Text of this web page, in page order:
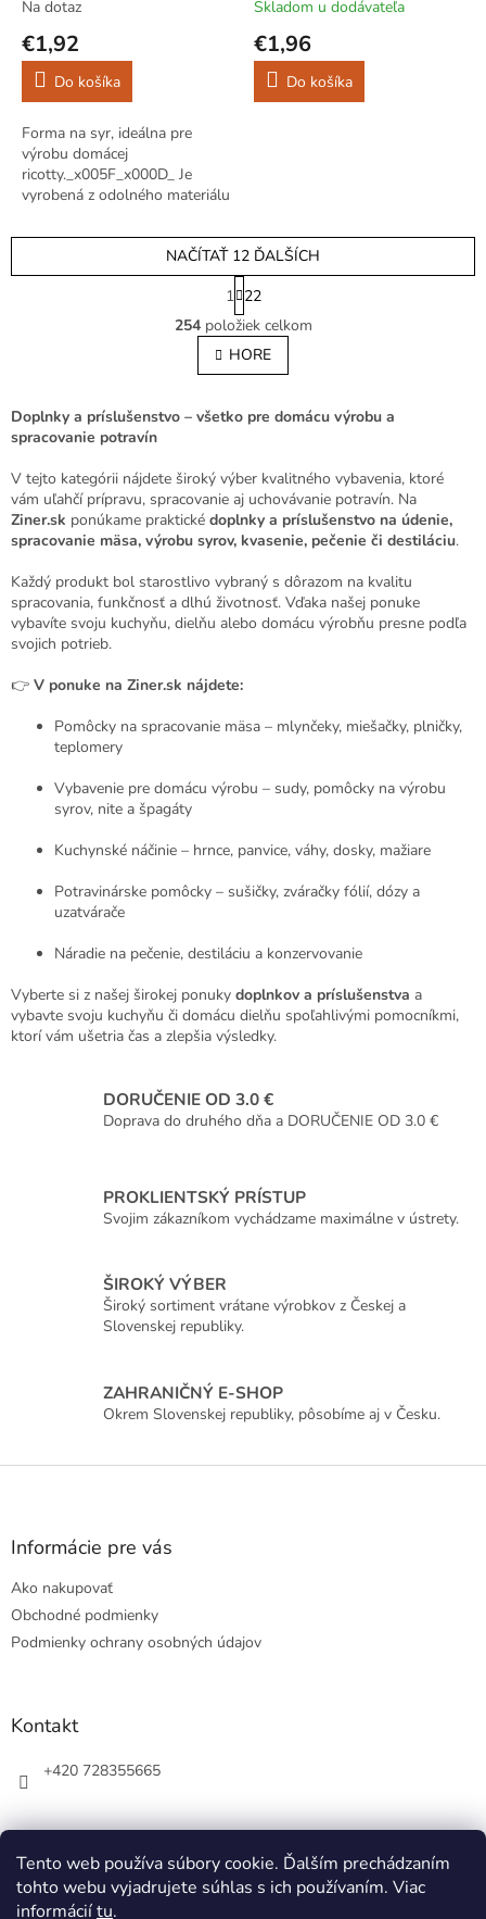
Tento web používa súbory cookie. Ďalším prechádzaním
tohto webu vyjadrujete súhlas s ich používaním. Viac
informáciítu.
Na dotaz
€1,92
Do košíka
Forma na syr, ideálna pre
výrobu domácej
ricotty._x005F_x000D_ Je
vyrobená z odolného materiálu
potravinami.
Skladom u dodávateľa
€1,96
Do košíka
O
v
l
á
a
e
p
r
v
y
v
ý
s
NAČÍTAŤ 12 ĎALŠÍCH
S
t
r
á
n
k
v
a
e
1 22
254položiek celkom
HORE
Doplnky a príslušenstvo – všetko pre domácu výrobu a
spracovanie potravín
V tejto kategórii nájdete široký výber kvalitného vybavenia, ktoré
vám uľahčí prípravu, spracovanie aj uchovávanie potravín. Na
Ziner.sk ponúkame praktické doplnky a príslušenstvo na údenie,
spracovanie mäsa, výrobu syrov, kvasenie, pečenie či destiláciu.
Každý produkt bol starostlivo vybraný s dôrazom na kvalitu
spracovania, funkčnosť a dlhú životnosť. Vďaka našej ponuke
vybavíte svoju kuchyňu, dielňu alebo domácu výrobňu presne podľa
svojich potrieb.
👉 V ponuke na Ziner.sk nájdete:
Pomôcky na spracovanie mäsa – mlynčeky, miešačky, plničky,
teplomery
Vybavenie pre domácu výrobu – sudy, pomôcky na výrobu
syrov, nite a špagáty
Kuchynské náčinie – hrnce, panvice, váhy, dosky, mažiare
Potravinárske pomôcky – sušičky, zváračky fólií, dózy a
uzatvárače
Náradie na pečenie, destiláciu a konzervovanie
Vyberte si z našej širokej ponuky doplnkov a príslušenstva a
vybavte svoju kuchyňu či domácu dielňu spoľahlivými pomocníkmi,
ktorí vám ušetria čas a zlepšia výsledky.
DORUČENIE OD 3.0 €
Doprava do druhého dňa a DORUČENIE OD 3.0 €
PROKLIENTSKÝ PRÍSTUP
Svojim zákazníkom vychádzame maximálne v ústrety.
ŠIROKÝ VÝBER
Široký sortiment vrátane výrobkov z Českej a
Slovenskej republiky.
ZAHRANIČNÝ E-SHOP
Okrem Slovenskej republiky, pôsobíme aj v Česku.
Z
Informácie pre vás
Ako nakupovať
Obchodné podmienky
Podmienky ochrany osobných údajov
Kontakt
+420 728355665